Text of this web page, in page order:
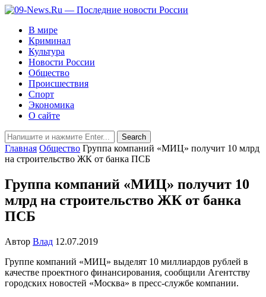
В мире
Криминал
Культура
Новости России
Общество
Происшествия
Спорт
Экономика
О сайте
Главная Общество Группа компаний «МИЦ» получит 10 млрд
на строительство ЖК от банка ПСБ
Группа компаний «МИЦ» получит 10
млрд на строительство ЖК от банка
ПСБ
Автор Влад 12.07.2019
Группе компаний «МИЦ» выделят 10 миллиардов рублей в
качестве проектного финансирования, сообщили Агентству
городских новостей «Москва» в пресс-службе компании.